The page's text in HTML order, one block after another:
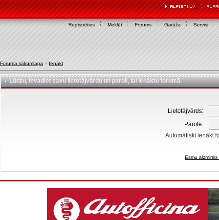
Reģistrēties Meklēt Forums Garāža Servisi
Foruma sākumlapa » Ienākt
Lūdzu, ievadiet savu lietotājvārdu un paroli, lai ienāktu forumā.
Lietotājvārds:
Parole:
Automātiski ienākt
Esmu